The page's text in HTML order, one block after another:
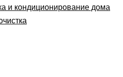
и кондиционирование дома